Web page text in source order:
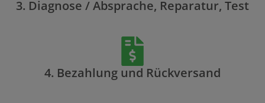
3. Diagnose / Absprache, Reparatur, Test
4. Bezahlung und Rückversand